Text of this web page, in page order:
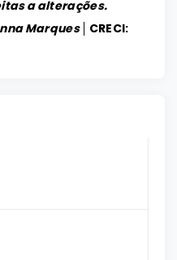
a alterações.
Marques │ CRECI: